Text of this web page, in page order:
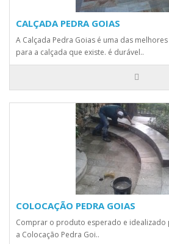
CALÇADA PEDRA GOIAS
A Calçada Pedra Goias é uma das
para a calçada que existe. é durável..
COLOCAÇÃO PEDRA GOIAS
Comprar o produto esperado e idealizado
a Colocação Pedra Goi..